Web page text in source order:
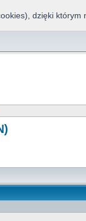
dzięki którym